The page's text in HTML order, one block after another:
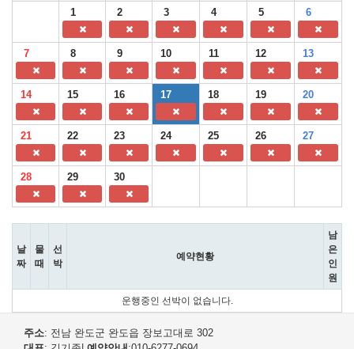
1 2 3 4 5 6
7 8 9 10 11 12 13
14 15 16 17 18 19 20
21 22 23 24 25 26 27
28 29 30
날
짜
물
때
선
박
예약현황
남
은
인
원
운행중인 선박이 없습니다.
주소: 전남 완도군 완도읍 장보고대로 302